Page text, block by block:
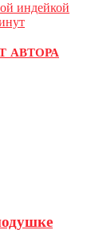
индейкой
АВТОРА